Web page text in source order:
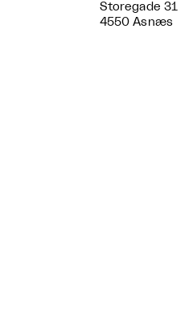
Storegade 31
4550 Asnæs